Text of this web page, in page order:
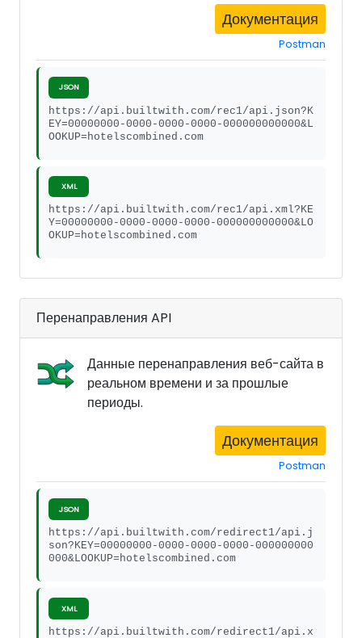
Документация
Postman
JSON
https://api.builtwith.com/rec1/api.json?K
EY=00000000-0000-0000-0000-000000000000&L
OOKUP=hotelscombined.com
XML
https://api.builtwith.com/rec1/api.xml?KE
Y=00000000-0000-0000-0000-000000000000&LO
OKUP=hotelscombined.com
Перенаправления API
Данные перенаправления веб-сайта в
реальном времени и за прошлые
периоды.
Документация
Postman
JSON
https://api.builtwith.com/redirect1/api.j
son?KEY=00000000-0000-0000-0000-000000000
000&LOOKUP=hotelscombined.com
XML
https://api.builtwith.com/redirect1/api.x